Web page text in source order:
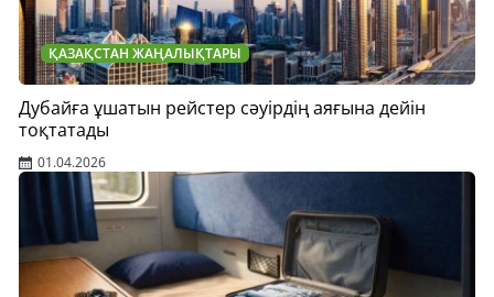
ҚАЗАҚСТАН ЖАҢАЛЫҚТАРЫ
Дубайға ұшатын рейстер сәуірдің аяғына дейін
тоқтатады
01.04.2026